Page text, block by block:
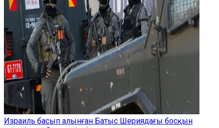
Израиль басып алынған Батыс Шериядағы босқын